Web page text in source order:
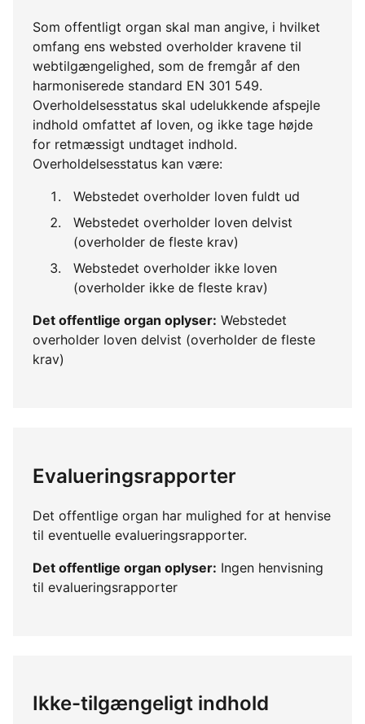
Som offentligt organ skal man angive, i hvilket
omfang ens websted overholder kravene til
webtilgængelighed, som de fremgår af den
harmoniserede standard EN 301 549.
Overholdelsesstatus skal udelukkende afspejle
indhold omfattet af loven, og ikke tage højde
for retmæssigt undtaget indhold.
Overholdelsesstatus kan være:
Webstedet overholder loven fuldt ud
Webstedet overholder loven delvist
(overholder de fleste krav)
Webstedet overholder ikke loven
(overholder ikke de fleste krav)
Det offentlige organ oplyser: Webstedet
overholder loven delvist (overholder de fleste
krav)
Evalueringsrapporter
Det offentlige organ har mulighed for at henvise
til eventuelle evalueringsrapporter.
Det offentlige organ oplyser: Ingen henvisning
til evalueringsrapporter
Ikke-tilgængeligt indhold